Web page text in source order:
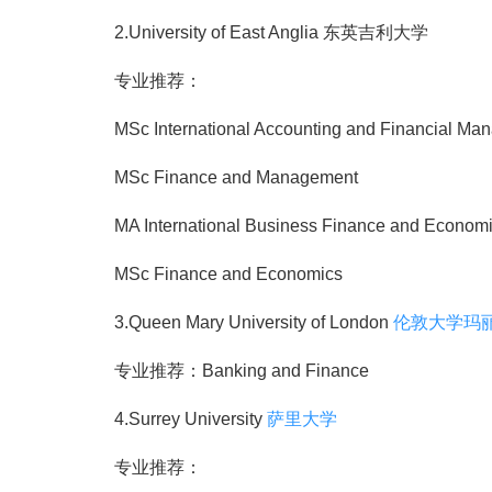
2.University of East Anglia 东英吉利大学
专业推荐：
MSc International Accounting and Financial
MSc Finance and Management
MA International Business Finance and
MSc Finance and Economics
3.Queen Mary University of London 伦敦大学玛
专业推荐：Banking and Finance
4.Surrey University 萨里大学
专业推荐：